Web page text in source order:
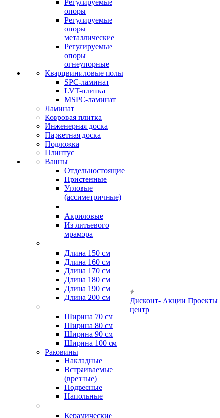
Регулируемые
опоры
Регулируемые
опоры
металлические
Регулируемые
опоры
огнеупорные
Кварцвиниловые полы
SPC-ламинат
LVT-плитка
MSPC-ламинат
Ламинат
Ковровая плитка
Инженерная доска
Паркетная доска
Подложка
Плинтус
Ванны
Отдельностоящие
Пристенные
Угловые
(ассиметричные)
Акриловые
Из литьевого
мрамора
Длина 150 см
Длина 160 см
Длина 170 см
Длина 180 см
Длина 190 см
Длина 200 см
Ширина 70 см
Ширина 80 см
Ширина 90 см
Ширина 100 см
Раковины
Накладные
Встраиваемые
(врезные)
Подвесные
Напольные
Керамические
Дисконт-
центр
Акции Проекты